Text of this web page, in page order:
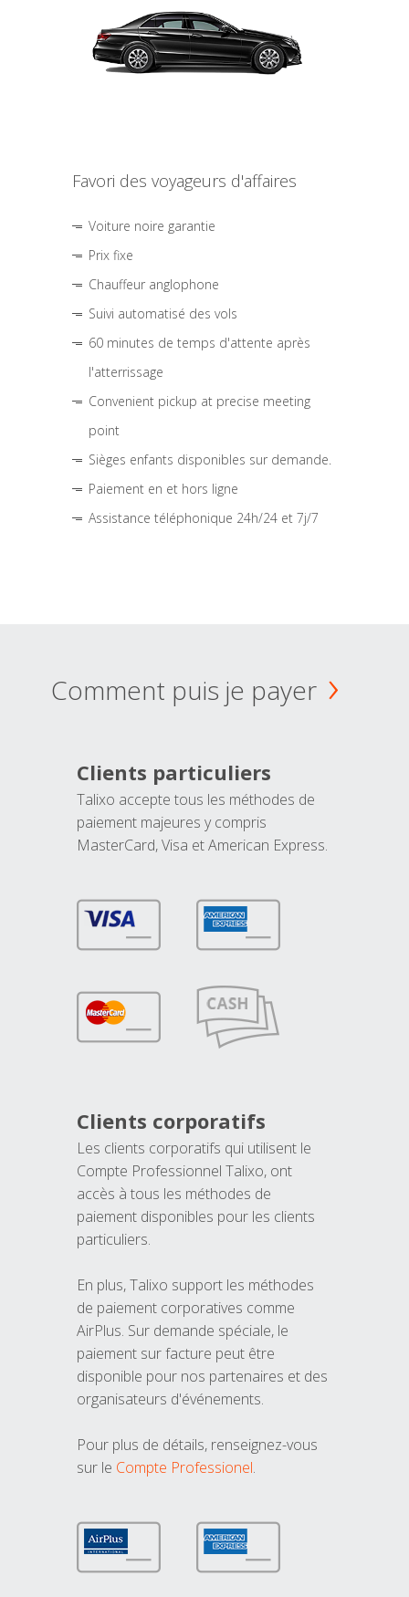
Favori des voyageurs d'affaires
Voiture noire garantie
Prix fixe
Chauffeur anglophone
Suivi automatisé des vols
60 minutes de temps d'attente après
l'atterrissage
Convenient pickup at precise meeting
point
Sièges enfants disponibles sur demande.
Paiement en et hors ligne
Assistance téléphonique 24h/24 et 7j/7
Comment puis je payer
Clients particuliers
Talixo accepte tous les méthodes de
paiement majeures y compris
MasterCard, Visa et American Express.
Clients corporatifs
Les clients corporatifs qui utilisent le
Compte Professionnel Talixo, ont
accès à tous les méthodes de
paiement disponibles pour les clients
particuliers.
En plus, Talixo support les méthodes
de paiement corporatives comme
AirPlus. Sur demande spéciale, le
paiement sur facture peut être
disponible pour nos partenaires et des
organisateurs d'événements.
Pour plus de détails, renseignez-vous
sur le Compte Professionel.